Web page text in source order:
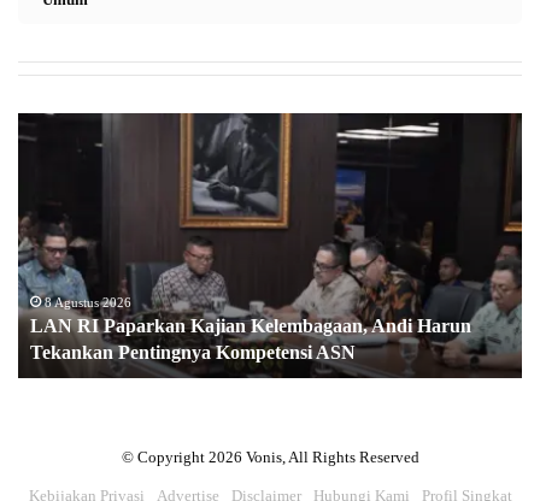
LAN
Kelembagaan,
Andi
Harun
Tekankan
Pentingnya
Kompetensi
ASN
8 Agustus 2026
LAN RI Paparkan Kajian Kelembagaan, Andi Harun
Tekankan Pentingnya Kompetensi ASN
© Copyright 2026 Vonis, All Rights Reserved
Kebijakan Privasi Advertise Disclaimer Hubungi Kami Profil Singkat